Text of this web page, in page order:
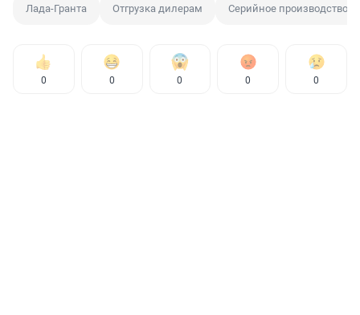
Лада-Гранта Отгрузка дилерам Серийное производство
0 0 0 0 0